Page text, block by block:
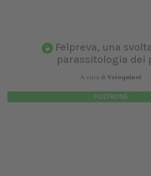
Felpreva, una
parassitologia dei
A cura di Vetoquinol
POLTRONE